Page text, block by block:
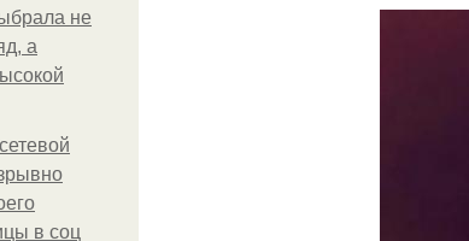
не
а
в соц